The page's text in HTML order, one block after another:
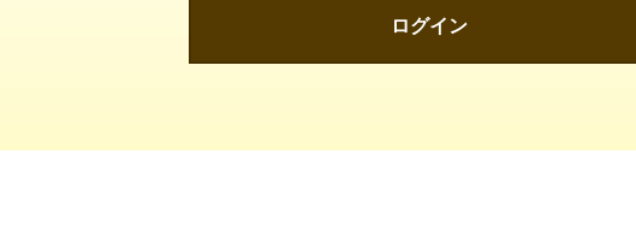
ログイン